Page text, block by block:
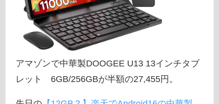
アマゾンで中華製DOOGEE U13 13インチタブ
レット 6GB/256GBが半額の27,455円。